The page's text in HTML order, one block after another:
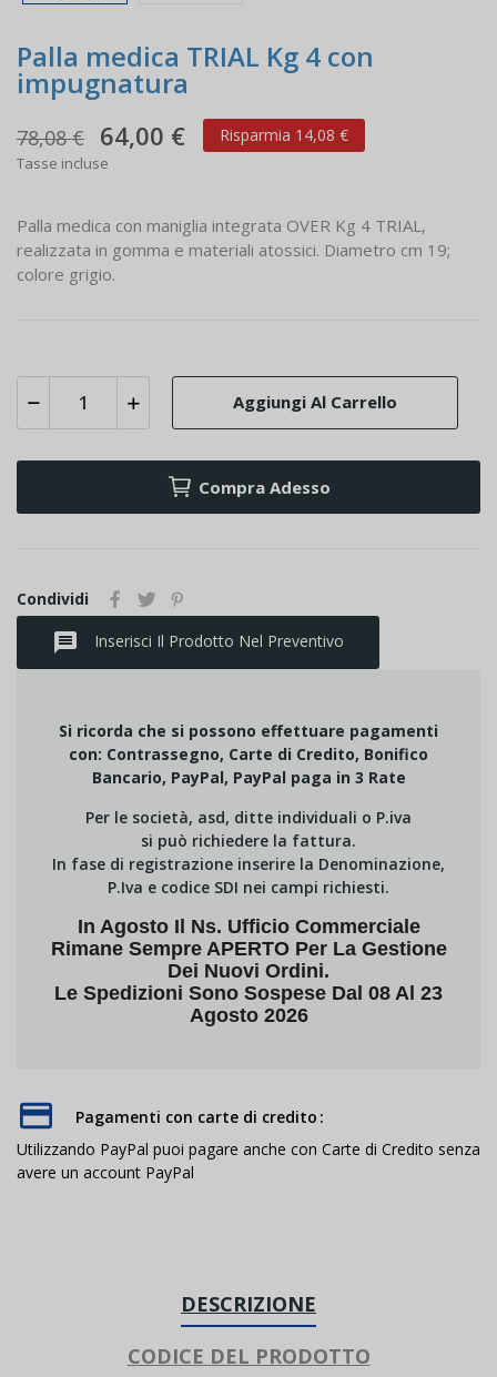
Palla medica TRIAL Kg 4 con
impugnatura
78,08 € 64,00 € Risparmia 14,08 €
Tasse incluse
Palla medica con maniglia integrata OVER Kg 4 TRIAL,
realizzata in gomma e materiali atossici. Diametro cm 19;
colore grigio.
Aggiungi Al Carrello
Compra Adesso
Condividi
message Inserisci Il Prodotto Nel Preventivo
Si ricorda che si possono effettuare pagamenti
con: Contrassegno, Carte di Credito, Bonifico
Bancario, PayPal, PayPal paga in 3 Rate
Per le società, asd, ditte individuali o P.iva
si può richiedere la fattura.
In fase di registrazione inserire la Denominazione,
P.Iva e codice SDI nei campi richiesti.
In Agosto Il Ns. Ufficio Commerciale
Rimane Sempre APERTO Per La Gestione
Dei Nuovi Ordini.
Le Spedizioni Sono Sospese Dal 08 Al 23
Agosto 2026
Pagamenti con carte di credito
Utilizzando PayPal puoi pagare anche con Carte di Credito senza
avere un account PayPal
DESCRIZIONE
CODICE DEL PRODOTTO